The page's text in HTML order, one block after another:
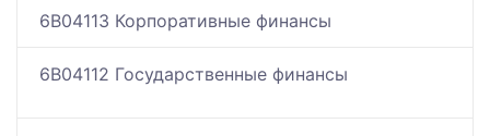
6B04113 Корпоративные финансы
6B04112 Государственные финансы